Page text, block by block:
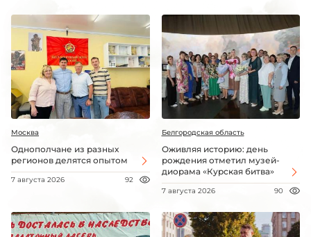
Москва
Однополчане из разных
регионов делятся опытом
7 августа 2026 92
Белгородская область
Оживляя историю: день
рождения отметил музей-
диорама «Курская битва»
7 августа 2026 90